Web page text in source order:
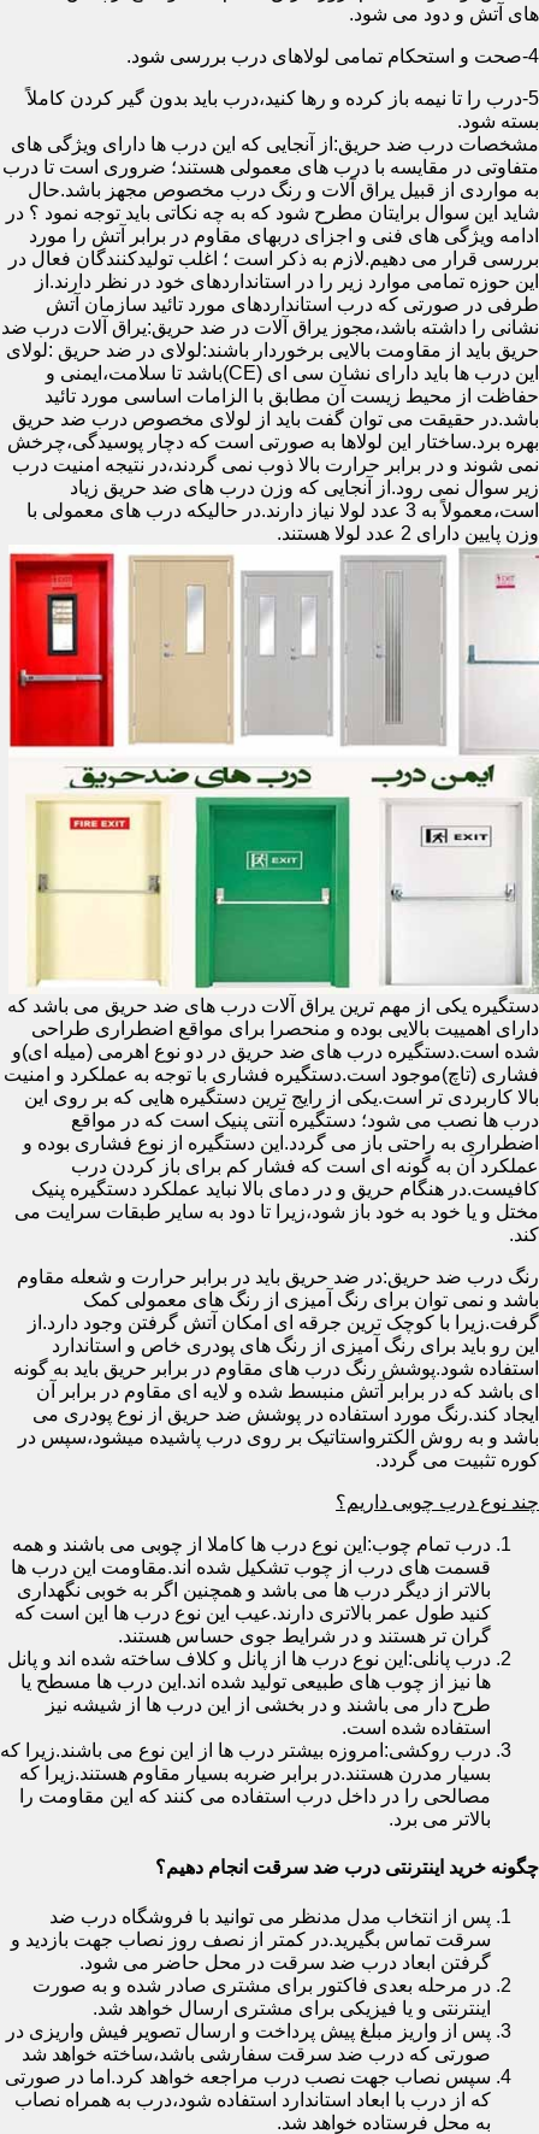
های آتش و دود می شود.
4-صحت و استحکام تمامی لولاهای درب بررسی شود.
5-درب را تا نیمه باز کرده و رها کنید،درب باید بدون گیر کردن کاملاً
بسته شود.
مشخصات درب ضد حریق:از آنجایی که این درب ها دارای ویژگی های
متفاوتی در مقایسه با درب های معمولی هستند؛ ضروری است تا درب
به مواردی از قبیل یراق آلات و رنگ درب مخصوص مجهز باشد.حال
شاید این سوال برایتان مطرح شود که به چه نکاتی باید توجه نمود ؟ در
ادامه ویژگی های فنی و اجزای دربهای مقاوم در برابر آتش را مورد
بررسی قرار می دهیم.لازم به ذکر است ؛ اغلب تولیدکنندگان فعال در
این حوزه تمامی موارد زیر را در استانداردهای خود در نظر دارند.از
طرفی در صورتی که درب استانداردهای مورد تائید سازمان آتش
نشانی را داشته باشد،مجوز یراق آلات در ضد حریق:یراق آلات درب ضد
حریق باید از مقاومت بالایی برخوردار باشند:لولای در ضد حریق :لولای
این درب ها باید دارای نشان سی ای (CE)باشد تا سلامت،ایمنی و
حفاظت از محیط زیست آن مطابق با الزامات اساسی مورد تائید
باشد.در حقیقت می توان گفت باید از لولای مخصوص درب ضد حریق
بهره برد.ساختار این لولاها به صورتی است که دچار پوسیدگی،چرخش
نمی شوند و در برابر حرارت بالا ذوب نمی گردند،در نتیجه امنیت درب
زیر سوال نمی رود.از آنجایی که وزن درب های ضد حریق زیاد
است،معمولاً به 3 عدد لولا نیاز دارند.در حالیکه درب های معمولی با
وزن پایین دارای 2 عدد لولا هستند.
دستگیره یکی از مهم ترین یراق آلات درب های ضد حریق می باشد که
دارای اهمییت بالایی بوده و منحصرا برای مواقع اضطراری طراحی
شده است.دستگیره درب های ضد حریق در دو نوع اهرمی (میله ای)و
فشاری (تاچ)موجود است.دستگیره فشاری با توجه به عملکرد و امنیت
بالا کاربردی تر است.یکی از رایج ترین دستگیره هایی که بر روی این
درب ها نصب می شود؛ دستگیره آنتی پنیک است که در مواقع
اضطراری به راحتی باز می گردد.این دستگیره از نوع فشاری بوده و
عملکرد آن به گونه ای است که فشار کم برای باز کردن درب
کافیست.در هنگام حریق و در دمای بالا نباید عملکرد دستگیره پنیک
مختل و یا خود به خود باز شود،زیرا تا دود به سایر طبقات سرایت می
کند.
رنگ درب ضد حریق:در ضد حریق باید در برابر حرارت و شعله مقاوم
باشد و نمی توان برای رنگ آمیزی از رنگ های معمولی کمک
گرفت.زیرا با کوچک ترین جرقه ای امکان آتش گرفتن وجود دارد.از
این رو باید برای رنگ آمیزی از رنگ های پودری خاص و استاندارد
استفاده شود.پوشش رنگ درب های مقاوم در برابر حریق باید به گونه
ای باشد که در برابر آتش منبسط شده و لایه ای مقاوم در برابر آن
ایجاد کند.رنگ مورد استفاده در پوشش ضد حریق از نوع پودری می
باشد و به روش الکترواستاتیک بر روی درب پاشیده میشود،سپس در
کوره تثبیت می گردد.
چند نوع درب چوبی داریم؟
درب تمام چوب:این نوع درب ها کاملا از چوبی می باشند و همه
قسمت های درب از چوب تشکیل شده اند.مقاومت این درب ها
بالاتر از دیگر درب ها می باشد و همچنین اگر به خوبی نگهداری
کنید طول عمر بالاتری دارند.عیب این نوع درب ها این است که
گران تر هستند و در شرایط جوی حساس هستند.
درب پانلی:این نوع درب ها از پانل و کلاف ساخته شده اند و پانل
ها نیز از چوب های طبیعی تولید شده اند.این درب ها مسطح یا
طرح دار می باشند و در بخشی از این درب ها از شیشه نیز
استفاده شده است.
درب روکشی:امروزه بیشتر درب ها از این نوع می باشند.زیرا که
بسیار مدرن هستند.در برابر ضربه بسیار مقاوم هستند.زیرا که
مصالحی را در داخل درب استفاده می کنند که این مقاومت را
بالاتر می برد.
چگونه خرید اینترنتی درب ضد سرقت انجام دهیم؟
پس از انتخاب مدل مدنظر می توانید با فروشگاه درب ضد
سرقت تماس بگیرید.در کمتر از نصف روز نصاب جهت بازدید و
گرفتن ابعاد درب ضد سرقت در محل حاضر می شود.
در مرحله بعدی فاکتور برای مشتری صادر شده و به صورت
اینترنتی و یا فیزیکی برای مشتری ارسال خواهد شد.
پس از واریز مبلغ پیش پرداخت و ارسال تصویر فیش واریزی در
صورتی که درب ضد سرقت سفارشی باشد،ساخته خواهد شد
سپس نصاب جهت نصب درب مراجعه خواهد کرد.اما در صورتی
که از درب با ابعاد استاندارد استفاده شود،درب به همراه نصاب
به محل فرستاده خواهد شد.